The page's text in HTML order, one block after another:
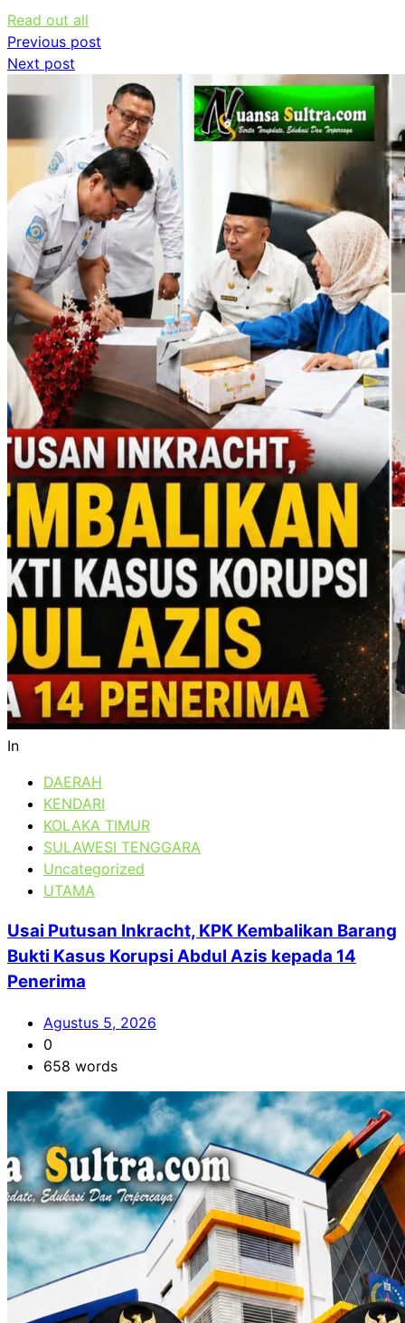
Read out all
Navigasi
pos
Previous post
Next post
In
DAERAH
KENDARI
KOLAKA TIMUR
SULAWESI TENGGARA
Uncategorized
UTAMA
Usai Putusan Inkracht, KPK Kembalikan Barang
Bukti Kasus Korupsi Abdul Azis kepada 14
Penerima
Agustus 5, 2026
0
658 words